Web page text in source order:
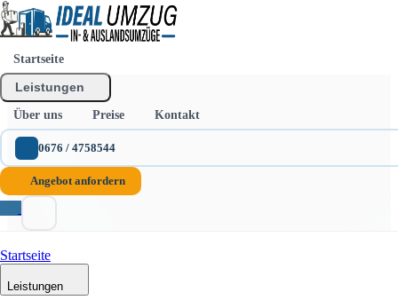
Startseite
Leistungen
Über uns Preise Kontakt
0676 / 4758544
Angebot anfordern
Startseite
Leistungen